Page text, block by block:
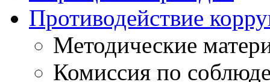
Противодействие
Методические
Комиссия по